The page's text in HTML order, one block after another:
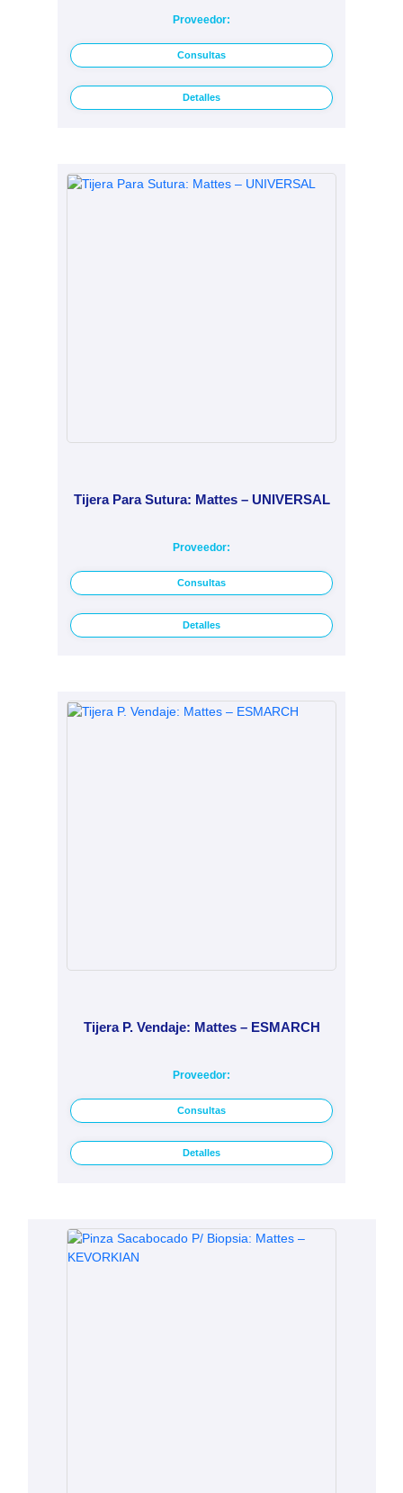
Proveedor:
Consultas
Detalles
Tijera Para Sutura: Mattes – UNIVERSAL
Proveedor:
Consultas
Detalles
Tijera P. Vendaje: Mattes – ESMARCH
Proveedor:
Consultas
Detalles